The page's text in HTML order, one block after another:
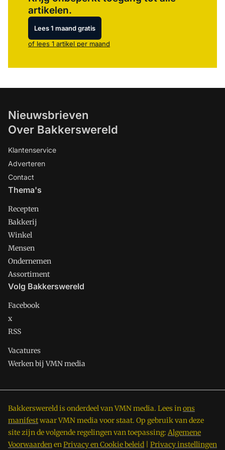
artikelen.
Lees 1 maand gratis
of lees 1 artikel per maand
Nieuwsbrieven
Over Bakkerswereld
Klantenservice
Adverteren
Contact
Thema's
Recepten
Bakkerij
Winkel
Mensen
Ondernemen
Assortiment
Volg Bakkerswereld
Facebook
x
RSS
Vacatures
Werken bij VMN media
Bakkerswereld is onderdeel van VMN media. Lees inons
manifestwaar VMN media voor staat. Op gebruik van deze
site zijn de volgende regelingen van toepassing: Algemene
VoorwaardenenPrivacy en Cookie beleid Privacy instellingen